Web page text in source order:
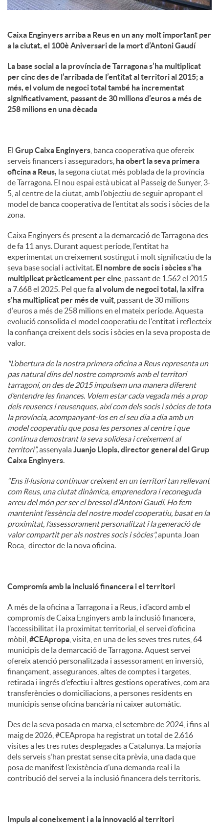
Caixa Enginyers arriba a Reus en un any molt important per
a la ciutat, el 100è Aniversari de la mort d’Antoni Gaudí
La base social a la província de Tarragona s’ha multiplicat
per cinc des de l’arribada de l’entitat al territori al 2015; a
més, el volum de negoci total també ha incrementat
significativament, passant de 30 milions d’euros a més de
258 milions en una dècada
El Grup Caixa Enginyers , banca cooperativa que ofereix
serveis financers i asseguradors, ha obert la seva primera
oficina a Reus, la segona ciutat més poblada de la província
de Tarragona. El nou espai està ubicat al Passeig de Sunyer, 3-
5, al centre de la ciutat, amb l’objectiu de seguir apropant el
model de banca cooperativa de l’entitat als socis i sòcies de la
zona.
Caixa Enginyers és present a la demarcació de Tarragona des
de fa 11 anys. Durant aquest període, l’entitat ha
experimentat un creixement sostingut i molt significatiu de la
seva base social i activitat. El nombre de socis i sòcies s'ha
multiplicat pràcticament per cinc , passant de 1.562 el 2015
a 7.668 el 2025. Pel que faal volum de negoci total, la xifra
s'ha multiplicat per més de vuit , passant de 30 milions
d'euros a més de 258 milions en el mateix període. Aquesta
evolució consolida el model cooperatiu de l'entitat i reflecteix
la confiança creixent dels socis i sòcies en la seva proposta de
valor.
"L’obertura de la nostra primera oficina a Reus representa un
pas natural dins del nostre compromís amb el territori
tarragoní, on des de 2015 impulsem una manera diferent
d’entendre les finances. Volem estar cada vegada més a prop
dels reusencs i reusenques, així com dels socis i sòcies de tota
la província, acompanyant-los en el seu dia a dia amb un
model cooperatiu que posa les persones al centre i que
continua demostrant la seva solidesa i creixement al
territori”,assenyalaJuanjo Llopis, director general del Grup
Caixa Enginyers.
“Ens il·lusiona continuar creixent en un territori tan rellevant
com Reus, una ciutat dinàmica, emprenedora i reconeguda
arreu del món per ser el bressol d’Antoni Gaudí. Ho fem
mantenint l’essència del nostre model cooperatiu, basat en la
proximitat, l’assessorament personalitzat i la generació de
valor compartit per als nostres socis i sòcies",apunta Joan
Roca, director de la nova oficina.
Compromís amb la inclusió financera i el territori
A més de la oficina a Tarragona i a Reus, i d’acord amb el
compromís de Caixa Enginyers amb la inclusió financera,
l’accessibilitat i la proximitat territorial, el servei d’oficina
mòbil, #CEApropa , visita, en una de les seves tres rutes, 64
municipis de la demarcació de Tarragona. Aquest servei
ofereix atenció personalitzada i assessorament en inversió,
finançament, assegurances, altes de comptes i targetes,
retirada i ingrés d’efectiu i altres gestions operatives, com ara
transferències o domiciliacions, a persones residents en
municipis sense oficina bancària ni caixer automàtic.
Des de la seva posada en marxa, el setembre de 2024, i fins al
maig de 2026, #CEApropa ha registrat un total de 2.616
visites a les tres rutes desplegades a Catalunya. La majoria
dels serveis s’han prestat sense cita prèvia, una dada que
posa de manifest l’existència d’una demanda real i la
contribució del servei a la inclusió financera dels territoris.
Impuls al coneixement i a la innovació al territori